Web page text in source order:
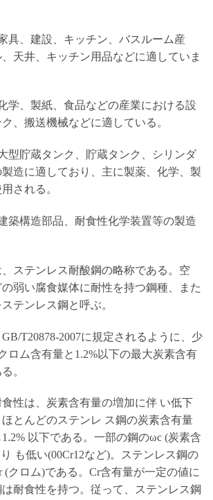
具、建設、キッチン、バスルーム産
天井、キッチン用品などに適していま
学、製紙、食品などの産業における設
、搬送機械などに適している。
型貯蔵タンク、貯蔵タンク、シリンダ
造に適しており、主に製薬、化学、製
される。
築構造部品、耐食性化学装置等の製造
ステンレス耐酸鋼の略称である。空
弱い腐食媒体に耐性を持つ鋼種、また
テンレス鋼と呼ぶ。
T20878-2007に規定されるように、少
ロム含有量と1.2%以下の最大炭素含有
。
性は、炭素含有量の増加に伴 い低下
とんどのステンレ ス鋼の炭素含有量
以下である。一部の鋼のωc (炭素含
も低い(00Cr12など)。ステンレス鋼の
(クロム)である。Cr含有量が一定の値に
耐食性を持つ。従って、ステンレス鋼